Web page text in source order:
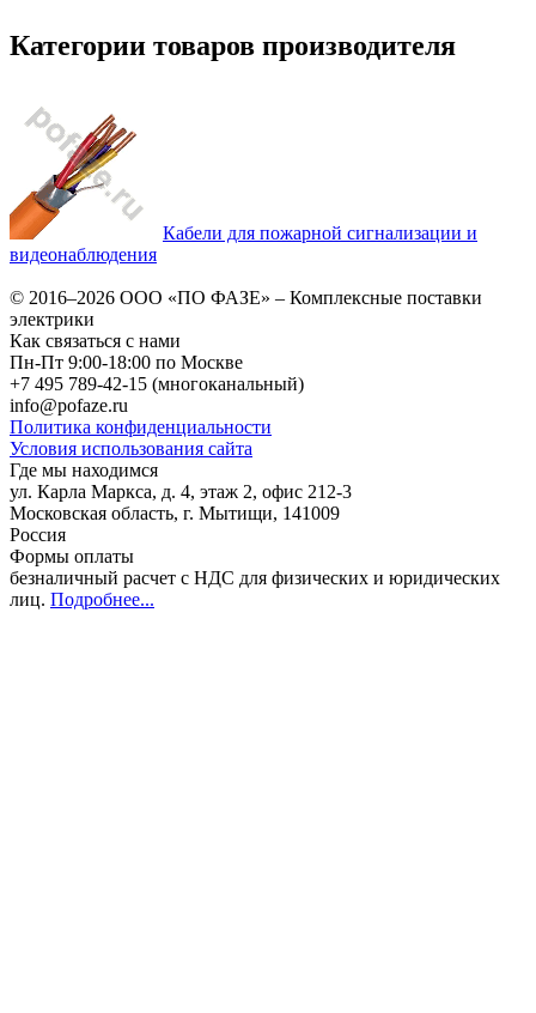
Категории товаров производителя
Кабели для пожарной сигнализации и
видеонаблюдения
© 2016–2026 ООО «ПО ФАЗЕ» – Комплексные поставки
электрики
Как связаться с нами
Пн-Пт 9:00-18:00 по Москве
+7 495 789-42-15 (многоканальный)
info@pofaze.ru
Политика конфиденциальности
Условия использования сайта
Где мы находимся
ул. Карла Маркса, д. 4, этаж 2, офис 212-3
Московская область, г. Мытищи, 141009
Россия
Формы оплаты
безналичный расчет с НДС для физических и юридических
лиц. Подробнее...